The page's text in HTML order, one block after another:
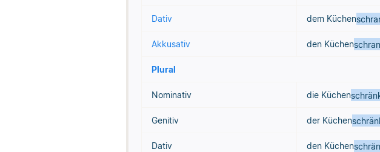
Dativ dem Küchen
Akkusativ den Küchen
Plural
Nominativ die Küchen
Genitiv der Küchen
Dativ den Küchen